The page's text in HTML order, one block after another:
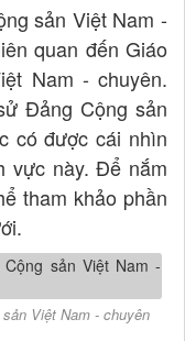
sản Việt Nam -
quan đến Giáo
Nam - chuyên.
Đảng Cộng sản
có được cái nhìn
vực này. Để nắm
tham khảo phần
Việt Nam - chuyên